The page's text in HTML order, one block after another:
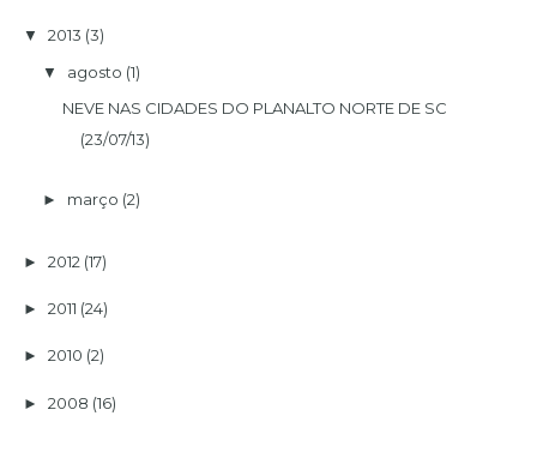
▼ 2013 (3)
▼ agosto (1)
NEVE NAS CIDADES DO PLANALTO NORTE DE SC
(23/07/13)
► março (2)
►2012 (17)
►2011 (24)
►2010 (2)
►2008 (16)